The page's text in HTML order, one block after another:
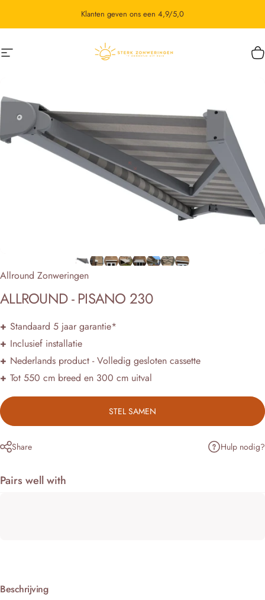
Klanten geven ons een 4,9/5,0
Site navigatie STERK Zonweringen
Allround Zonweringen
ALLROUND- PISANO 230
+ Standaard 5 jaar garantie*
+ Inclusief installatie
+ Nederlands product - Volledig gesloten cassette
+ Tot 550 cm breed en 300 cm uitval
STEL SAMEN
Share Hulp nodig?
Pairs well with
Beschrijving